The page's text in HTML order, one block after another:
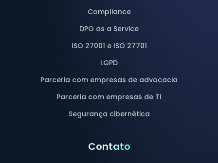
Compliance
DPO as a Service
ISO 27001 e ISO 27701
LGPD
Parceria com empresas de advocacia
Parceria com empresas de TI
Segurança cibernética
Contato